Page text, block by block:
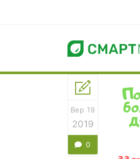
Вер 19
2019
0